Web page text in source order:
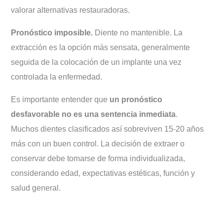
valorar alternativas restauradoras.
Pronóstico imposible. Diente no mantenible. La
extracción es la opción más sensata, generalmente
seguida de la colocación de un implante una vez
controlada la enfermedad.
Es importante entender que un pronóstico
desfavorable no es una sentencia inmediata.
Muchos dientes clasificados así sobreviven 15-20 años
más con un buen control. La decisión de extraer o
conservar debe tomarse de forma individualizada,
considerando edad, expectativas estéticas, función y
salud general.